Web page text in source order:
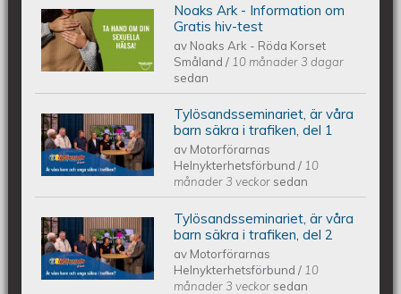
Noaks Ark - Information på 6 språk
Noaks Ark - Information om
Gratis hiv-test
av Noaks Ark - Röda Korset
Småland/ 10 månader 3 dagar
sedan
Tylösandsseminariet Studio. "Är våra
barn och unga säkra i trafiken?"
Tylösandsseminariet, är våra
barn säkra i trafiken, del 1
av Motorförarnas
Helnykterhetsförbund/ 10
månader 3 veckor sedan
Tylösandsseminariet Studio. "Är våra
barn och unga säkra i trafiken?"
Tylösandsseminariet, är våra
barn säkra i trafiken, del 2
av Motorförarnas
Helnykterhetsförbund/ 10
månader 3 veckor sedan